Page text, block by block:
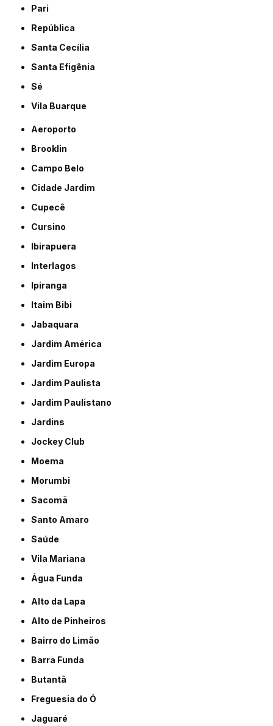
Pari
República
Santa Cecília
Santa Efigênia
Sé
Vila Buarque
Aeroporto
Brooklin
Campo Belo
Cidade Jardim
Cupecê
Cursino
Ibirapuera
Interlagos
Ipiranga
Itaim Bibi
Jabaquara
Jardim América
Jardim Europa
Jardim Paulista
Jardim Paulistano
Jardins
Jockey Club
Moema
Morumbi
Sacomã
Santo Amaro
Saúde
Vila Mariana
Água Funda
Alto da Lapa
Alto de Pinheiros
Bairro do Limão
Barra Funda
Butantã
Freguesia do Ó
Jaguaré